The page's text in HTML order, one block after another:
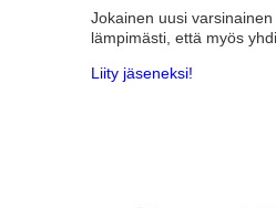
Jokainen uusi
lämpimästi, että myös
Liity jäseneksi!